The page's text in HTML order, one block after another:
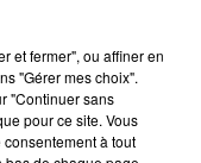
SE FAIRE
DE LA...
clinique qui a
ses
et fermer", ou affiner en
"Gérer mes choix".
"Continuer sans
pour ce site. Vous
à tout